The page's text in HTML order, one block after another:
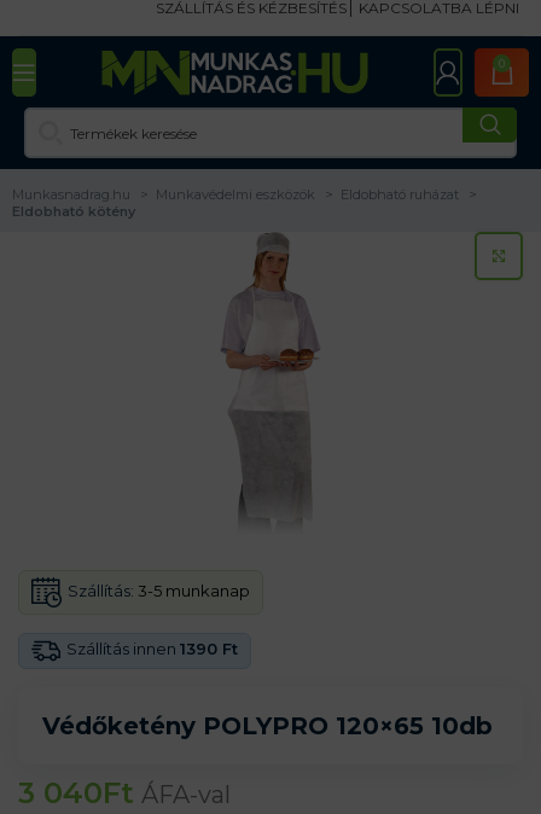
SZÁLLÍTÁS ÉS KÉZBESÍTÉS KAPCSOLATBA LÉPNI
0
Munkasnadrag.hu Munkavédelmi eszközök
Eldobható ruházat
Eldobható kötény
Védőketény POLYPRO 120×65 10db
Szállítás innen 1390 Ft
Szállítás: 3-5 munkanap
3 040Ft ÁFA-val